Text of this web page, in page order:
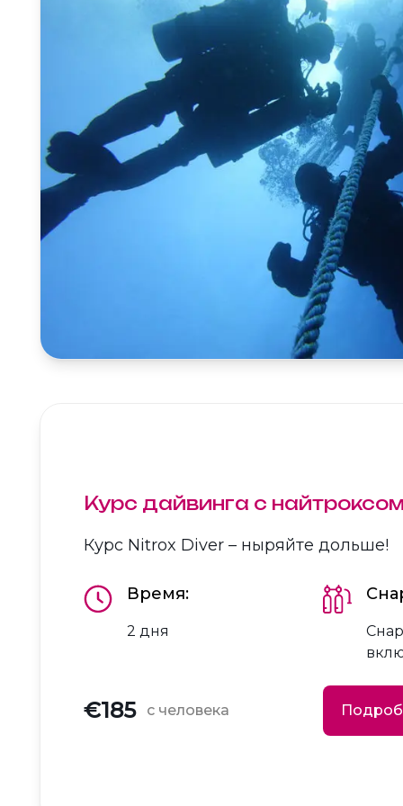
Курс дайвинга с
Курс Nitrox Diver – ныряйте дольше!
Время:
2 дня
€185 с человека